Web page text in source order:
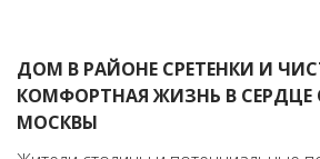
ДОМ В РАЙОНЕ СРЕТЕНКИ И
КОМФОРТНАЯ ЖИЗНЬ В
МОСКВЫ